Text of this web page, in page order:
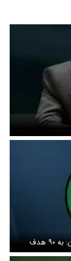
بیانیه سنتکام پس از حملات دیشب به ایران: به ۹۰ هدف